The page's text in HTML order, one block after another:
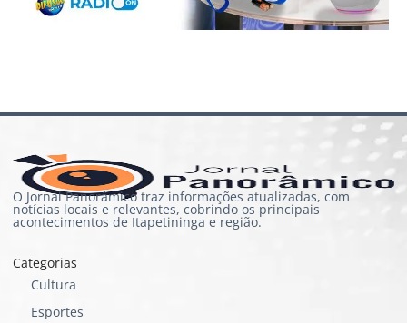
O Jornal Panorâmico traz informações atualizadas, com
notícias locais e relevantes, cobrindo os principais
acontecimentos de Itapetininga e região.
Categorias
Cultura
Esportes